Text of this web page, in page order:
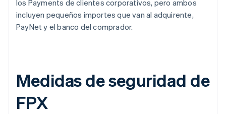
los Payments de clientes corporativos, pero ambos
incluyen pequeños importes que van al adquirente,
PayNet y el banco del comprador.
Medidas de seguridad de
FPX